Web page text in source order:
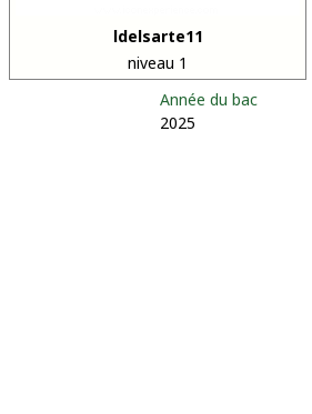
ldelsarte11
niveau 1
Année du bac
2025